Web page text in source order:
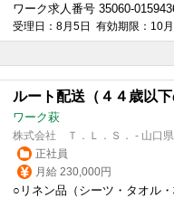
ワーク求人番号 35060-
受理日：8月5日 有効期限：10
ルート配送（４４歳以
ワーク萩
株式会社 Ｔ．Ｌ．Ｓ． - 山口
正社員
月給 230,000円
○リネン品（シーツ・タオル